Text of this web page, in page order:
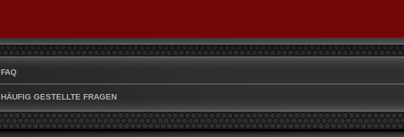
FAQ
HÄUFIG GESTELLTE FRAGEN